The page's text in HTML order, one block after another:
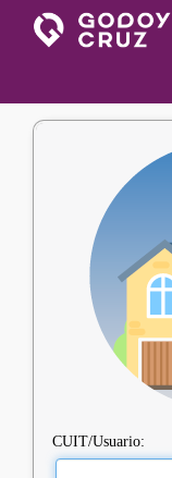
CUIT/Usuario: